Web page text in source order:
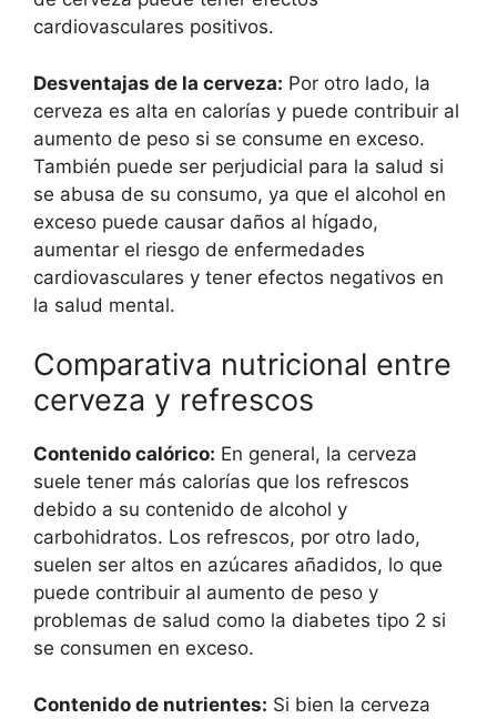
cardiovasculares positivos.
Desventajas de la cerveza: Por otro lado, la
cerveza es alta en calorías y puede contribuir al
aumento de peso si se consume en exceso.
También puede ser perjudicial para la salud si
se abusa de su consumo, ya que el alcohol en
exceso puede causar daños al hígado,
aumentar el riesgo de enfermedades
cardiovasculares y tener efectos negativos en
la salud mental.
Comparativa nutricional entre
cerveza y refrescos
Contenido calórico: En general, la cerveza
suele tener más calorías que los refrescos
debido a su contenido de alcohol y
carbohidratos. Los refrescos, por otro lado,
suelen ser altos en azúcares añadidos, lo que
puede contribuir al aumento de peso y
problemas de salud como la diabetes tipo 2 si
se consumen en exceso.
Contenido de nutrientes: Si bien la cerveza